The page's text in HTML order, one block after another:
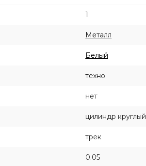
1
Металл
Белый
техно
нет
цилиндр круглый
трек
0.05